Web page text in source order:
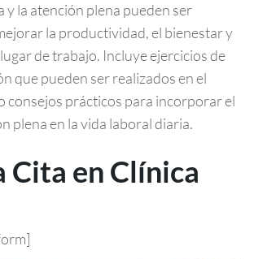
y la atención plena pueden ser
la productividad, el bienestar y
de trabajo. Incluye ejercicios de
que pueden ser realizados en el
consejos prácticos para incorporar el
plena en la vida laboral diaria.
Cita en Clínica